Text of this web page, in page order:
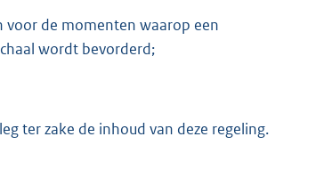
voor de momenten waarop een
wordt bevorderd;
ter zake de inhoud van deze regeling.